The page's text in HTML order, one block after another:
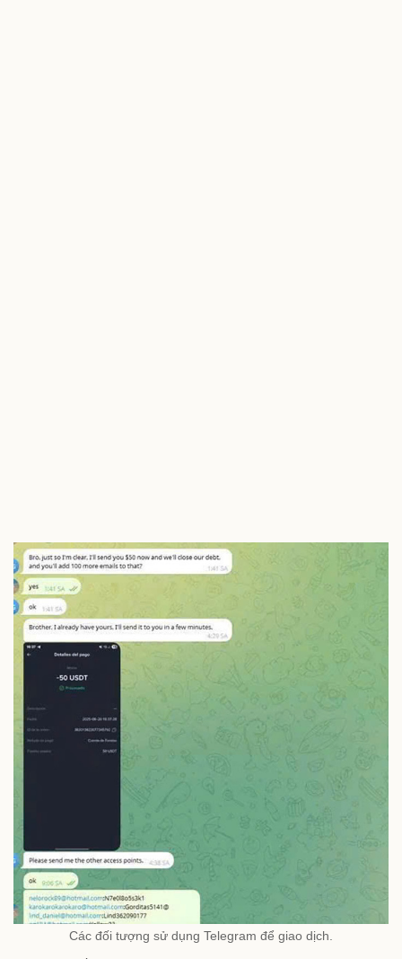
Các đối tượng sử dụng Telegram để giao dịch.